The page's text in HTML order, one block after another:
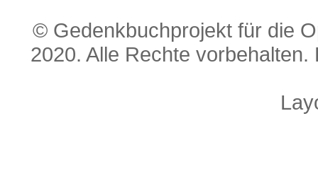
© Gedenkbuchprojekt für die
2020. Alle Rechte